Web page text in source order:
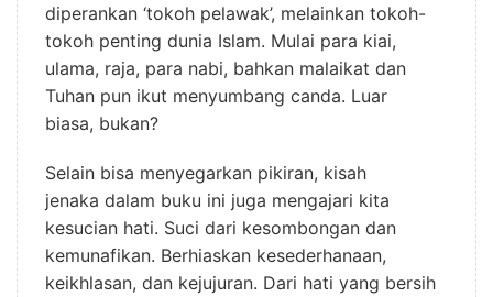
diperankan ‘tokoh pelawak’, melainkan tokoh-
tokoh penting dunia Islam. Mulai para kiai,
ulama, raja, para nabi, bahkan malaikat dan
Tuhan pun ikut menyumbang canda. Luar
biasa, bukan?
Selain bisa menyegarkan pikiran, kisah
jenaka dalam buku ini juga mengajari kita
kesucian hati. Suci dari kesombongan dan
kemunafikan. Berhiaskan kesederhanaan,
keikhlasan, dan kejujuran. Dari hati yang bersih